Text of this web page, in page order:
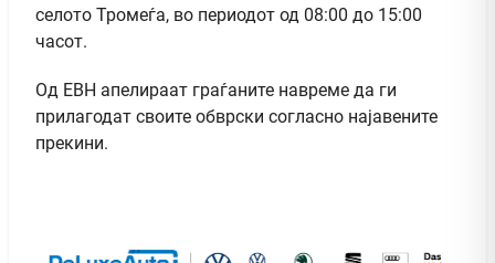
селото Тромеѓа, во периодот од 08:00 до 15:00
часот.
Од ЕВН апелираат граѓаните навреме да ги
прилагодат своите обврски согласно најавените
прекини.